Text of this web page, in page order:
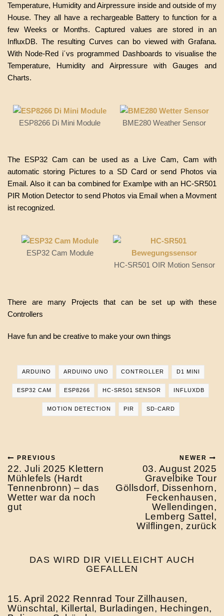
Temperature, Humidity and Airpressure inside and outside of my
House. They all have a rechargeable Battery to function for a
few Weeks or Months. Captured values are stored in an
InfluxDB. The resulting Curves can bo viewed with Grafana.
With Node-Red i´vs programmed Dashboards to visualise the
Temperature, Humidity and Airpressure with Gauges and
Charts.
ESP8266 Di Mini Module BME280 Weather Sensor
The ESP32 Cam can be used as a Live Cam, Cam with
automatic storing Pictures to a SD Card or send Photos via
Email. Also it can ba combined for Examlpe with an HC-SR501
PIR Motion Detector to send Photos via Email when a Movment
ist recognized.
ESP32 Cam Module
HC-SR501 OIR Motion Sensor
There are many Projects that can be set up with these
Controllers
Have fun and be creative to make your own things
ARDUINO ARDUINO UNO CONTROLLER D1 MINI
ESP32 CAM ESP8266 HC-SR501 SENSOR INFLUXDB
MOTION DETECTION PIR SD-CARD
PREVIOUS
22. Juli 2025 Klettern
Mühlefels (Hardt
Tennenbronn) – das
Wetter war da noch
gut
NEWER
03. August 2025
Gravelbike Tour
Göllsdorf, Dissenhorn,
Feckenhausen,
Wellendingen,
Lemberg Sattel,
Wilflingen, zurück
DAS WIRD DIR VIELLEICHT AUCH
GEFALLEN
15. April 2022 Rennrad Tour Zillhausen,
Wünschtal, Killertal, Burladingen, Hechingen,